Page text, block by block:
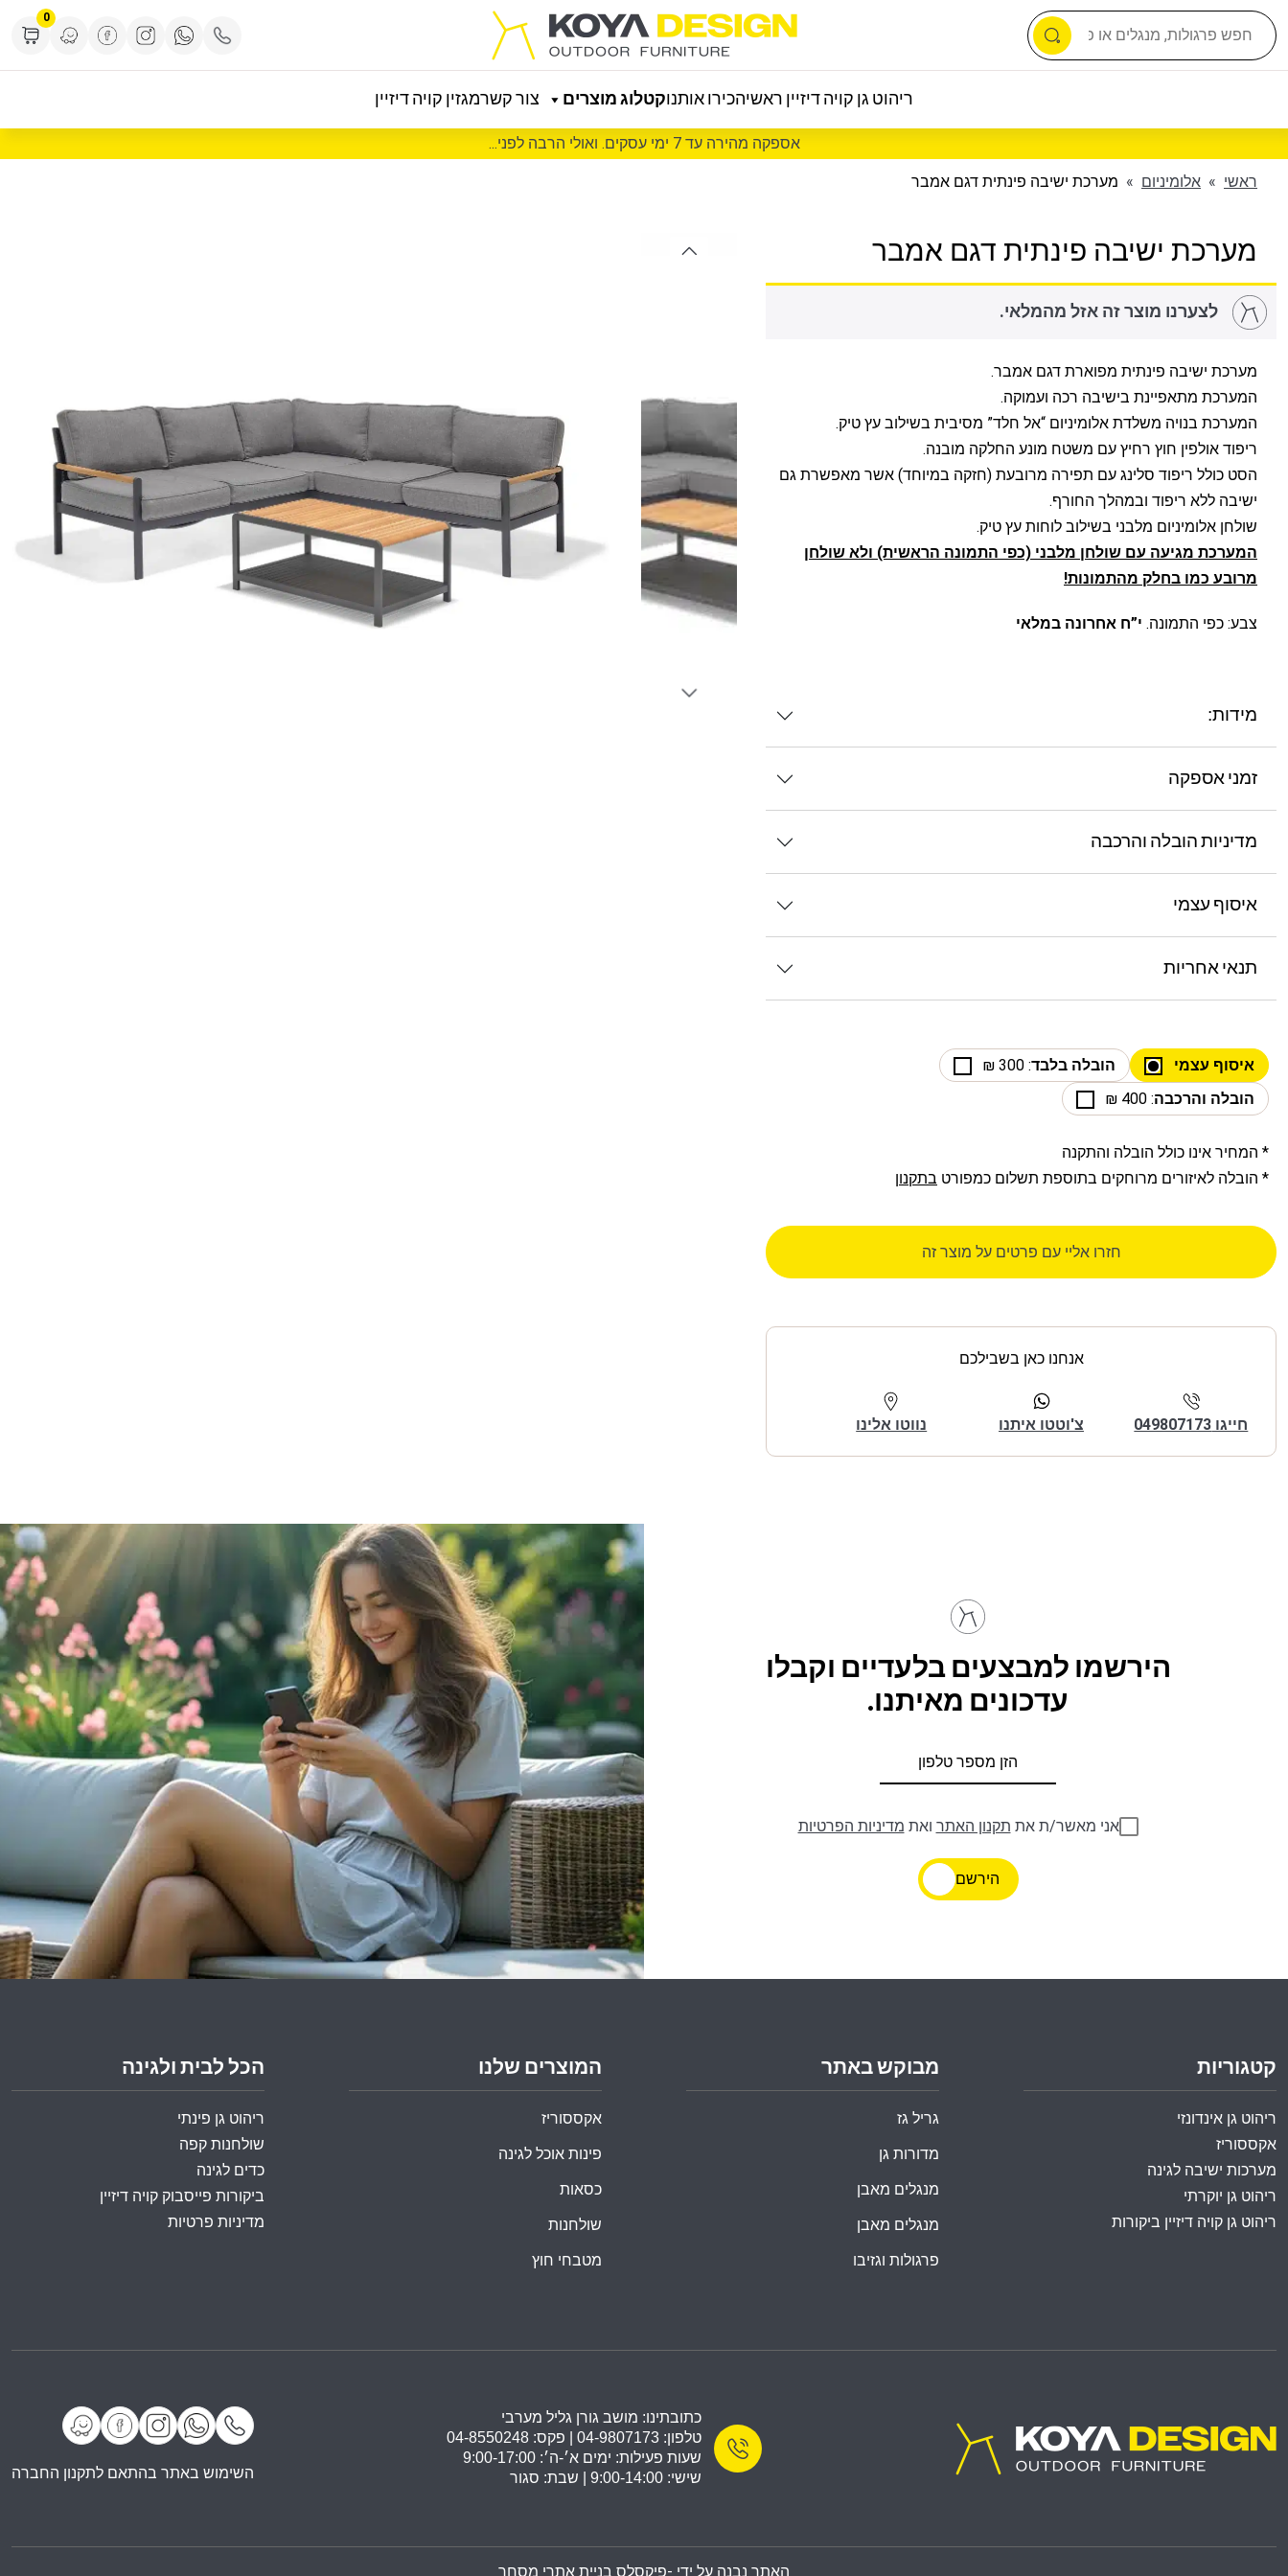
0
ריהוט גן קויה דיזיין ראשיהכירו אותנוקטלוג מוצרים צור קשרמגזין קויה דיזיין
אספקה מהירה עד 7 ימי עסקים. ואולי הרבה לפני...
ראשי » אלומיניום » מערכת ישיבה פינתית דגם אמבר
מערכת ישיבה פינתית דגם אמבר
לצערנו מוצר זה אזל מהמלאי.
מערכת ישיבה פינתית מפוארת דגם אמבר.
המערכת מתאפיינת בישיבה רכה ועמוקה.
המערכת בנויה משלדת אלומיניום “אל חלד” מסיבית בשילוב עץ טיק.
ריפוד אולפין חוץ רחיץ עם משטח מונע החלקה מובנה.
הסט כולל ריפוד סלינג עם תפירה מרובעת (חזקה במיוחד) אשר מאפשרת גם
ישיבה ללא ריפוד ובמהלך החורף.
שולחן אלומיניום מלבני בשילוב לוחות עץ טיק.
המערכת מגיעה עם שולחן מלבני (כפי התמונה הראשית) ולא שולחן
מרובע כמו בחלק מהתמונות!
צבע: כפי התמונה. י”ח אחרונה במלאי
מידות:
זמני אספקה
מדיניות הובלה והרכבה
איסוף עצמי
תנאי אחריות
איסוף עצמי הובלה בלבד: 300 ₪
הובלה והרכבה: 400 ₪
* המחיר אינו כולל הובלה והתקנה
* הובלה לאיזורים מרוחקים בתוספת תשלום כמפורט בתקנון
חזרו אליי עם פרטים על מוצר זה
אנחנו כאן בשבילכם
חייגו 049807173 צ'וטטו איתנו נווטו אלינו
הירשמו למבצעים בלעדיים וקבלו
עדכונים מאיתנו.
אני מאשר/ת את תקנון האתר ואת מדיניות הפרטיות
הירשם
הכל לבית ולגינה
ריהוט גן פינתי
שולחנות קפה
כדים לגינה
ביקורות פייסבוק קויה דיזיין
מדיניות פרטיות
המוצרים שלנו
אקססוריז
פינות אוכל לגינה
כסאות
שולחנות
מטבחי חוץ
מבוקש באתר
גריל גז
מדורות גן
מנגלים מאבן
מנגלים מאבן
פרגולות וגזיבו
קטגוריות
ריהוט גן אינדונזי
אקססוריז
מערכות ישיבה לגינה
ריהוט גן יוקרתי
ריהוט גן קויה דיזיין ביקורות
כתובתינו: מושב גורן גליל מערבי
טלפון: 04-9807173 | פקס: 04-8550248
שעות פעילות: ימים א׳-ה׳: 9:00-17:00
שישי: 9:00-14:00 | שבת: סגור
השימוש באתר בהתאם לתקנון החברה
האתר נבנה על ידי -פיקסלס בניית אתרי מסחר